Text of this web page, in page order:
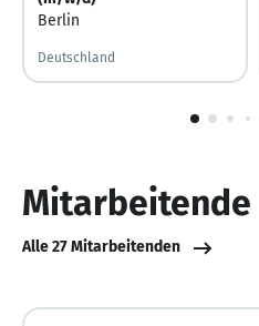
Berlin
Deutschland
1
Mitarbeitende
Alle 27 Mitarbeitenden